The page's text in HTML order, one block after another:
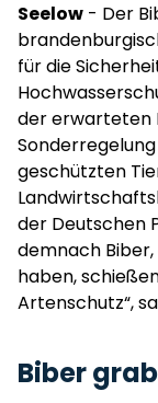
Seelow - Der
für die
der erwarteten
geschützten
der Deutschen
demnach
haben,
Artenschutz“,
Biber